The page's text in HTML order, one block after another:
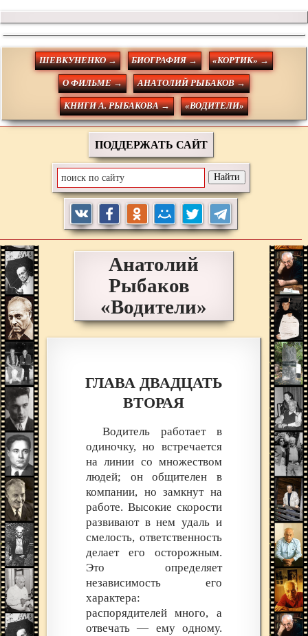
ШЕВКУНЕНКО → БИОГРАФИЯ → «КОРТИК» →
О ФИЛЬМЕ → АНАТОЛИЙ РЫБАКОВ →
КНИГИ А. РЫБАКОВА → «ВОДИТЕЛИ»
ПОДДЕРЖАТЬ САЙТ
Анатолий
Рыбаков
«Водители»
ГЛАВА ДВАДЦАТЬ
ВТОРАЯ
Водитель работает в
одиночку, но встречается
на линии со множеством
людей; он общителен в
компании, но замкнут на
работе. Высокие скорости
развивают в нем удаль и
смелость, ответственность
делает его осторожным.
Это определяет
независимость его
характера:
распорядителей много, а
отвечать — ему одному.